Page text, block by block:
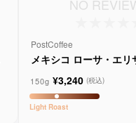
NO
PostCoffee
メキシコ ローサ・エリ
150g ¥3,240 (税込)
Light Roast